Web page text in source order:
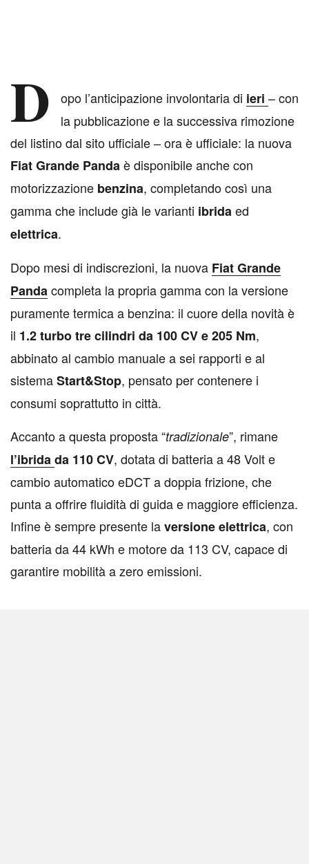
D opo l’anticipazione involontaria di ieri – con
la pubblicazione e la successiva rimozione
del listino dal sito ufficiale – ora è ufficiale: la nuova
Fiat Grande Pandaè disponibile anche con
motorizzazione benzina, completando così una
gamma che include già le varianti ibridaed
elettrica.
Dopo mesi di indiscrezioni, la nuova Fiat Grande
Pandacompleta la propria gamma con la versione
puramente termica a benzina: il cuore della novità è
il 1.2 turbo tre cilindri da 100 CV e 205 Nm,
abbinato al cambio manuale a sei rapporti e al
sistemaStart&Stop, pensato per contenere i
consumi soprattutto in città.
Accanto a questa proposta “tradizionale”, rimane
l’ibridada 110 CV, dotata di batteria a 48 Volt e
cambio automatico eDCT a doppia frizione, che
punta a offrire fluidità di guida e maggiore efficienza.
Infine è sempre presente laversione elettrica, con
batteria da 44 kWh e motore da 113 CV, capace di
garantire mobilità a zero emissioni.